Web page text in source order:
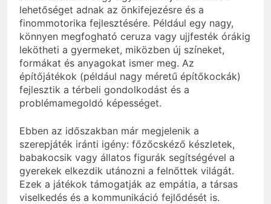
lehetőséget adnak az önkifejezésre és a
finommotorika fejlesztésére. Például egy nagy,
könnyen megfogható ceruza vagy ujjfesték órákig
lekötheti a gyermeket, miközben új színeket,
formákat és anyagokat ismer meg. Az
építőjátékok (például nagy méretű építőkockák)
fejlesztik a térbeli gondolkodást és a
problémamegoldó képességet.
Ebben az időszakban már megjelenik a
szerepjáték iránti igény: főzőcskéző készletek,
babakocsik vagy állatos figurák segítségével a
gyerekek elkezdik utánozni a felnőttek világát.
Ezek a játékok támogatják az empátia, a társas
viselkedés és a kommunikáció fejlődését is.